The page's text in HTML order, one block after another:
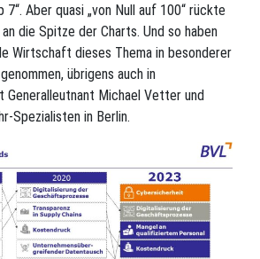
7“. Aber quasi „von Null auf 100“ rückte
die Spitze der Charts. Und so haben
Wirtschaft dieses Thema in besonderer
übrigens auch in
Generalleutnant Michael Vetter und
Spezialisten in Berlin.